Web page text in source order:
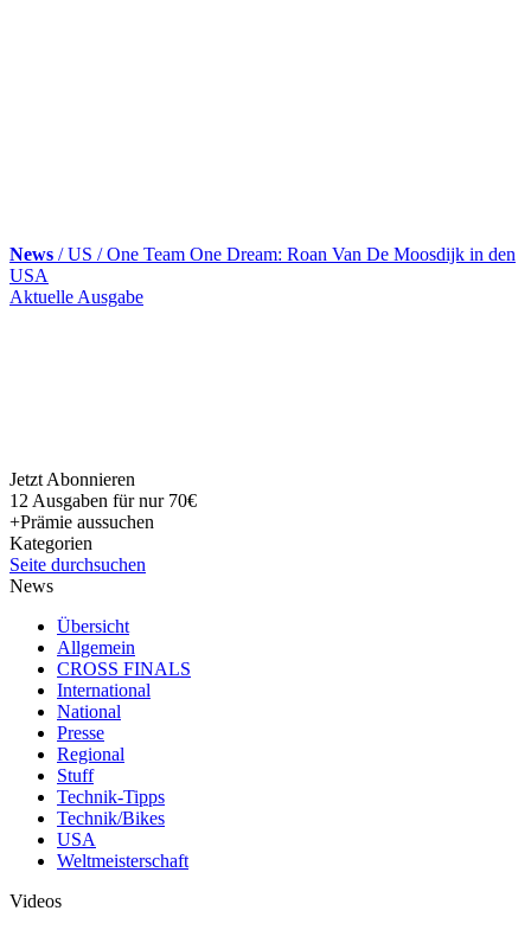
News / US / One Team One Dream: Roan Van De Moosdijk in den
USA
Skip
Aktuelle Ausgabe
Jetzt Abonnieren
12 Ausgaben für nur 70€
+Prämie aussuchen
Kategorien
Seite durchsuchen
News
Übersicht
Allgemein
CROSS FINALS
International
National
Presse
Regional
Stuff
Technik-Tipps
Technik/Bikes
USA
Weltmeisterschaft
Videos